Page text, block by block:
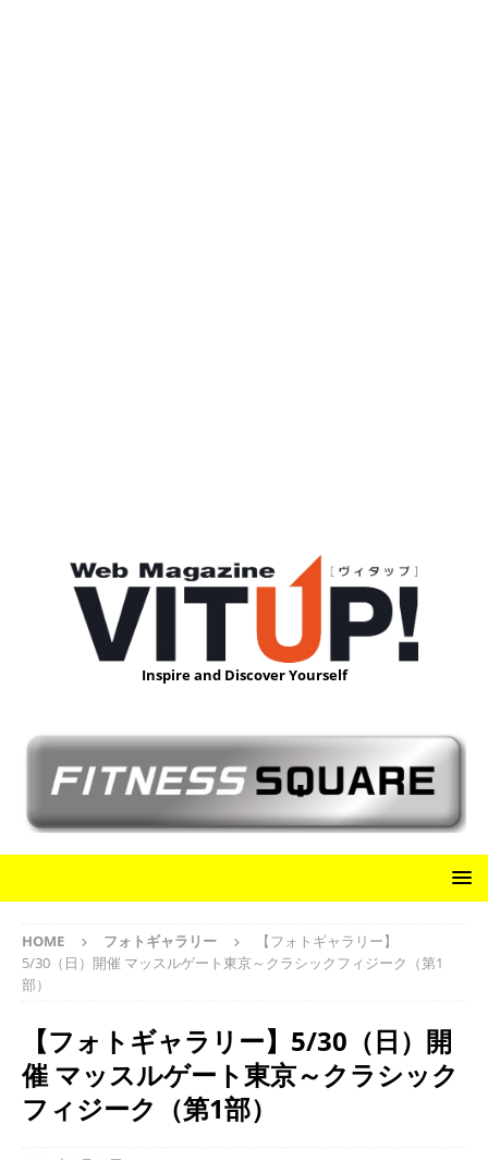
Inspire and Discover Yourself
HOME フォトギャラリー
【フォトギャラリー】
5/30（日）開催 マッスルゲート東京～クラシックフィジーク（第1
部）
【フォトギャラリー】5/30（日）開
催 マッスルゲート東京～クラシック
フィジーク（第1部）